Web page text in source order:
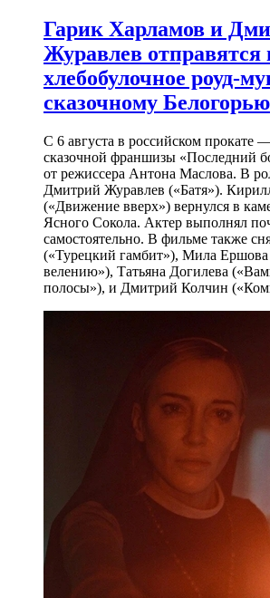
Гарик Харламов и
Журавлев отправятся
хлебобулочное роуд-
сказочному Белогорью
С 6 августа в российском прокате
сказочной франшизы «Последний
от режиссера Антона Маслова. В
Дмитрий Журавлев («Батя»).
(«Движение вверх») вернулся в
Ясного Сокола. Актер выполнял
самостоятельно. В фильме также
(«Турецкий гамбит»), Мила
велению»), Татьяна Догилева
полосы»), и Дмитрий Колчин